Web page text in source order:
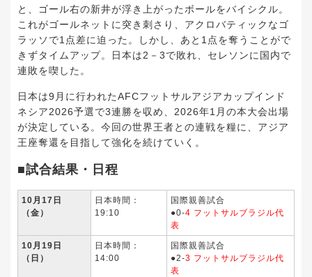
と、ゴール右の新井が浮き上がったボールをバイシクル。
これがゴールネットに突き刺さり、アクロバティックなゴ
ラッソで1点差に迫った。しかし、あと1点を奪うことがで
きずタイムアップ。日本は2－3で敗れ、セレソンに国内で
連敗を喫した。
日本は9月に行われたAFCフットサルアジアカップインド
ネシア2026予選で3連勝を収め、2026年1月の本大会出場
が決定している。今回の世界王者との連戦を糧に、アジア
王座奪還を目指して強化を続けていく。
■試合結果・日程
10月17日
（金）
日本時間：
19:10
国際親善試合
●0-4 フットサルブラジル代
表
10月19日
（日）
日本時間：
14:00
国際親善試合
●2-3 フットサルブラジル代
表